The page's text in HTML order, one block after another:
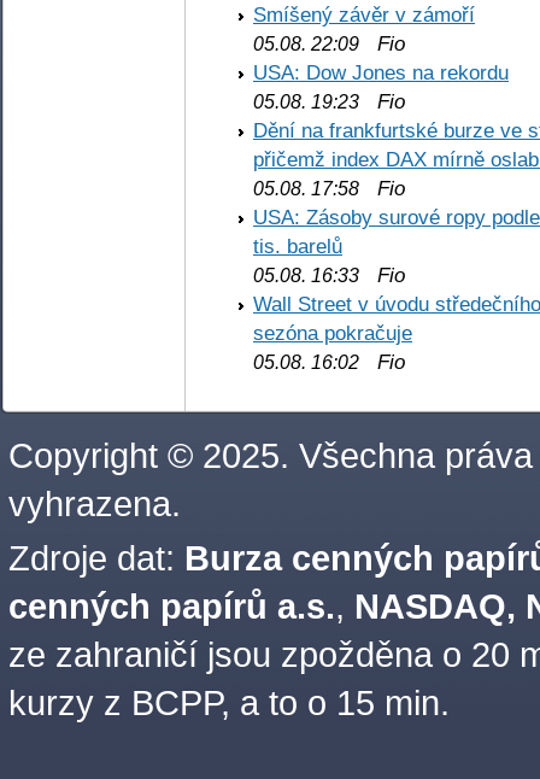
Smíšený závěr v zámoří
05.08. 22:09 Fio
USA: Dow Jones na rekordu
05.08. 19:23 Fio
Dění na frankfurtské burze ve
přičemž index DAX mírně
05.08. 17:58 Fio
USA: Zásoby surové ropy
tis. barelů
05.08. 16:33 Fio
Wall Street v úvodu
sezóna pokračuje
05.08. 16:02 Fio
Copyright © 2025. Všechna práva
vyhrazena.
Zdroje dat: Burza cenných
cenných papírů a.s., NASDAQ,
ze zahraničí jsou zpožděna o 20
kurzy z BCPP, a to o 15 min.